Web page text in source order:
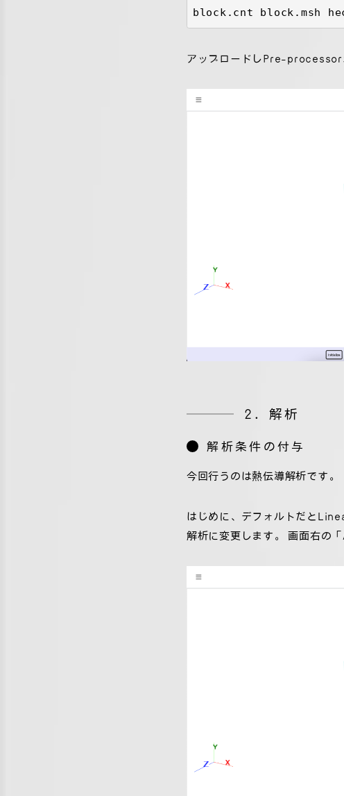
block.cnt block.msh
アップロードしPre-processor
2. 解析
解析条件の付与
今回行うのは熱伝導解析です。
はじめに、デフォルトだと
解析に変更します。 画面右の